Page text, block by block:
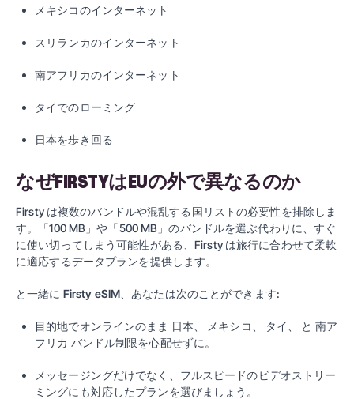
メキシコのインターネット
スリランカのインターネット
南アフリカのインターネット
タイでのローミング
日本を歩き回る
なぜFIRSTYはEUの外で異なるのか
Firsty は複数のバンドルや混乱する国リストの必要性を排除しま
す。「100 MB」や「500 MB」のバンドルを選ぶ代わりに、すぐ
に使い切ってしまう可能性がある、Firsty は旅行に合わせて柔軟
に適応するデータプランを提供します。
と一緒に Firsty eSIM 、あなたは次のことができます:
目的地でオンラインのまま 日本 メキシコ タイ 、 と 南ア
フリカ バンドル制限を心配せずに。
メッセージングだけでなく、フルスピードのビデオストリー
ミングにも対応したプランを選びましょう。